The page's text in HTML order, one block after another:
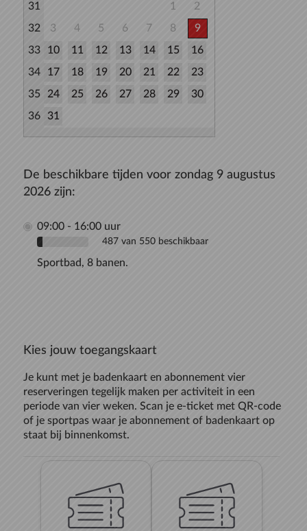
31
1
2
32
3 4 5 6 7 8
9
33
10 11 12 13 14 15
16
34
17 18 19 20 21 22
23
35
24 25 26 27 28 29
30
36
31
De beschikbare tijden voor zondag 9 augustus
2026 zijn:
09:00 - 16:00 uur
487 van 550 beschikbaar
Sportbad, 8 banen.
Kies jouw toegangskaart
Je kunt met je badenkaart en abonnement vier
reserveringen tegelijk maken per activiteit in een
periode van vier weken. Scan je e-ticket met QR-code
of je sportpas waar je abonnement of badenkaart op
staat bij binnenkomst.